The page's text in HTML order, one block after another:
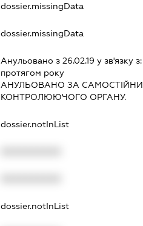
dossier.missingData
dossier.missingData
Анульовано з 26.02.19 у зв'язку з:
протягом року
АНУЛЬОВАНО ЗА
КОНТРОЛЮЮЧОГО ОРГАНУ.
dossier.notInList
dossier.notInList